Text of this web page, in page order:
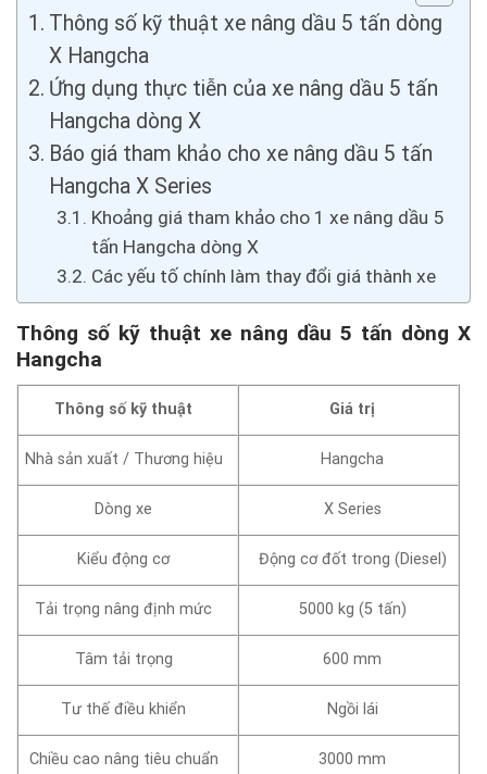
Thông số kỹ thuật xe nâng dầu 5 tấn dòng
X Hangcha
Ứng dụng thực tiễn của xe nâng dầu 5 tấn
Hangcha dòng X
Báo giá tham khảo cho xe nâng dầu 5 tấn
Hangcha X Series
Khoảng giá tham khảo cho 1 xe nâng dầu 5
tấn Hangcha dòng X
Các yếu tố chính làm thay đổi giá thành xe
Thông số kỹ thuật xe nâng dầu 5 tấn dòng X
Hangcha
Thông số kỹ thuật Giá trị
Nhà sản xuất / Thương hiệu Hangcha
Dòng xe X Series
Kiểu động cơ Động cơ đốt trong (Diesel)
Tải trọng nâng định mức 5000 kg (5 tấn)
Tâm tải trọng 600 mm
Tư thế điều khiển Ngồi lái
Chiều cao nâng tiêu chuẩn 3000 mm